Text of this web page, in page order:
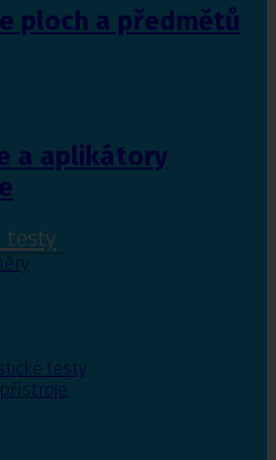
ploch a předmětů
a aplikátory
testy
testy